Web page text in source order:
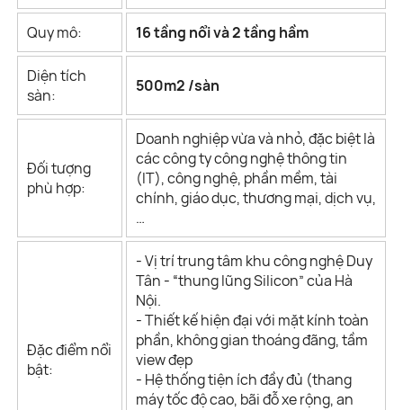
Quy mô: 16 tầng nổi và 2 tầng hầm
Diện tích
sàn:
500m2 /sàn
Đối tượng
phù hợp:
Doanh nghiệp vừa và nhỏ, đặc biệt là
các công ty công nghệ thông tin
(IT), công nghệ, phần mềm, tài
chính, giáo dục, thương mại, dịch vụ,
…
Đặc điểm nổi
bật:
- Vị trí trung tâm khu công nghệ Duy
Tân - “thung lũng Silicon” của Hà
Nội.
- Thiết kế hiện đại với mặt kính toàn
phần, không gian thoáng đãng, tầm
view đẹp
- Hệ thống tiện ích đầy đủ (thang
máy tốc độ cao, bãi đỗ xe rộng, an